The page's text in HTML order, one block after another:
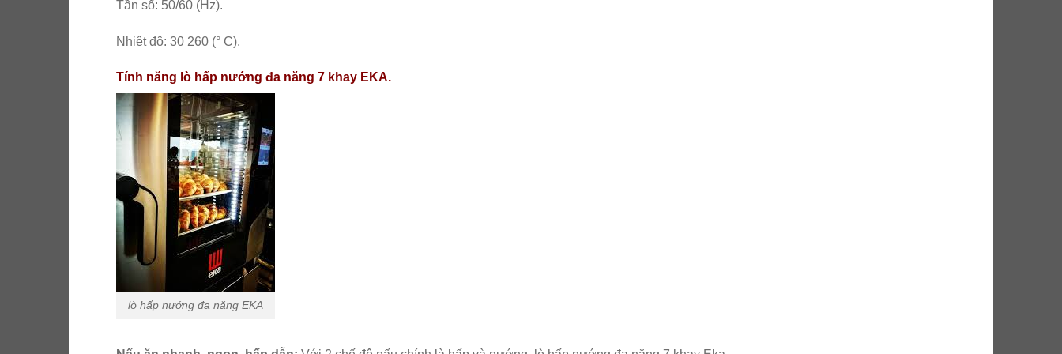
Tần số: 50/60 (Hz).
Nhiệt độ: 30 260 (° C).
Tính năng lò hấp nướng đa năng 7 khay EKA.
lò hấp nướng đa năng EKA